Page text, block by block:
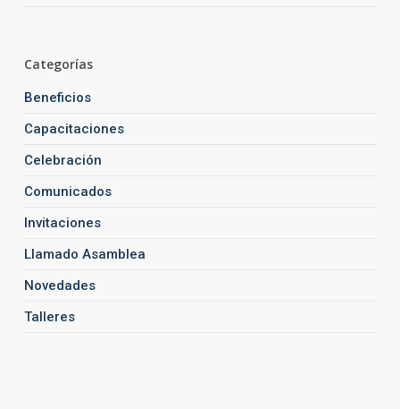
Categorías
Beneficios
Capacitaciones
Celebración
Comunicados
Invitaciones
Llamado Asamblea
Novedades
Talleres